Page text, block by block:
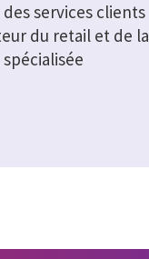
services clients
du retail et de la